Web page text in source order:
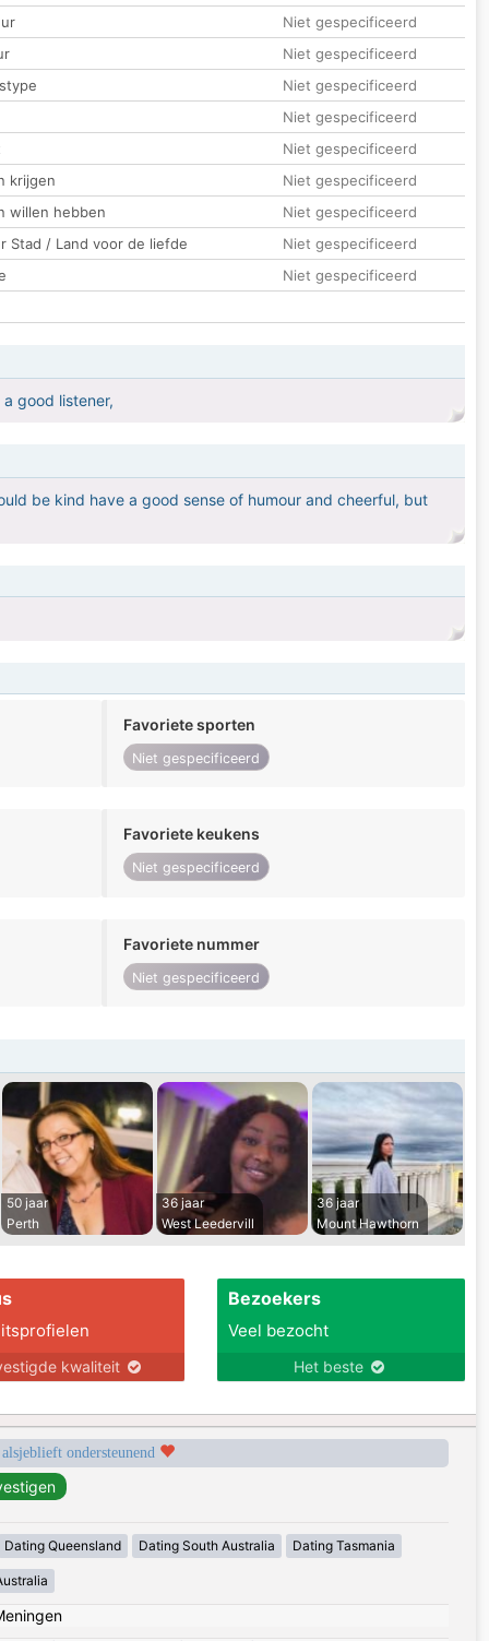
Niet gespecificeerd
Niet gespecificeerd
Niet gespecificeerd
Niet gespecificeerd
Niet gespecificeerd
krijgen
Niet gespecificeerd
willen hebben
Niet gespecificeerd
Stad / Land voor de liefde
Niet gespecificeerd
Niet gespecificeerd
good listener,
be kind have a good sense of humour and cheerful, but
Favoriete sporten
Niet gespecificeerd
Favoriete keukens
Niet gespecificeerd
Favoriete nummer
Niet gespecificeerd
50 jaar
Perth
36 jaar
West Leedervill
36 jaar
Mount Hawthorn
kwaliteit
Bezoekers
Veel bezocht
Het beste
ondersteunend
Dating Queensland Dating South Australia Dating Tasmania